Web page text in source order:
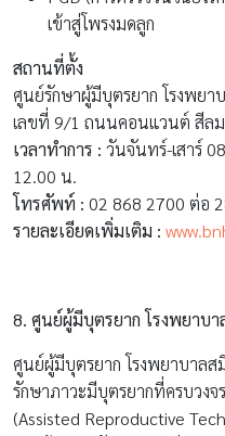
ศูนย์ผู้มีบุตรยาก โรงพยาบา
ศูนย์ผู้มีบุตรยาก โรงพยาบาลส
รักษาภาวะมีบุตรยากที่ครบวงจ
(Assisted Reproductive
ทางด้านการรักษาภาวะมีบุตร
เชี่ยวชาญด้านเวชศาสตร์การเ
ปรึกษาและช่วยเหลือในการมี
ประสิทธิภาพในการรักษามาก
ให้บริการรักษาผู้มีบุตรยาก ได้แก่
ตรวจวินิจฉัย ตรวจอวัยวะ
ช่องคลอด การฉีดสีเอกซเร